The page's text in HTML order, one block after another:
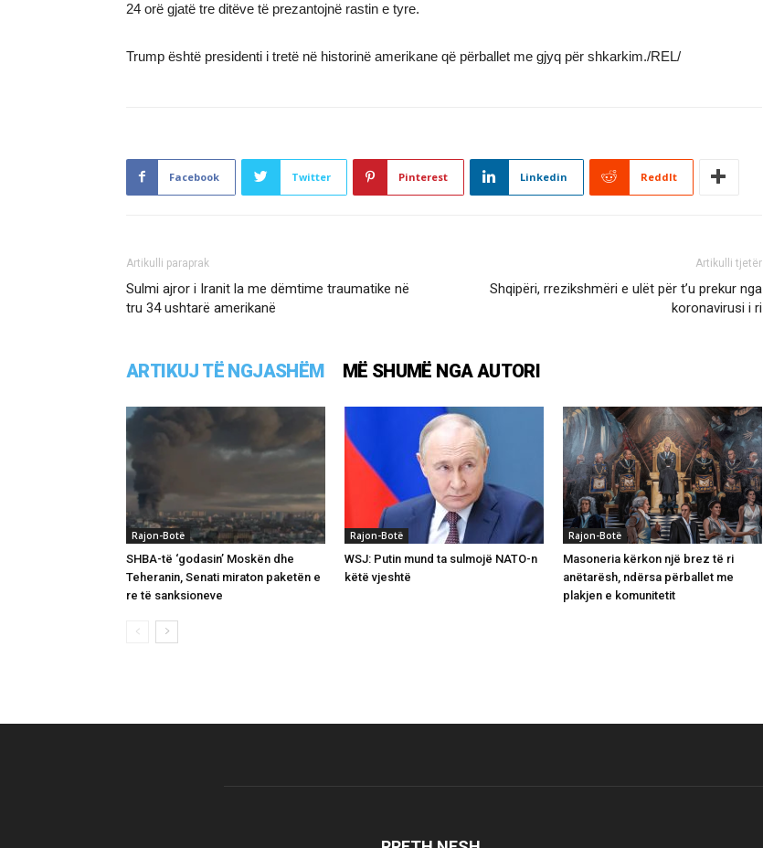
24 orë gjatë tre ditëve të prezantojnë rastin e tyre.
Trump është presidenti i tretë në historinë amerikane që përballet me gjyq për shkarkim./REL/
Facebook Twitter Pinterest Linkedin ReddIt
Artikulli paraprak
Sulmi ajror i Iranit la me dëmtime traumatike në
tru 34 ushtarë amerikanë
Artikulli tjetër
Shqipëri, rrezikshmëri e ulët për t’u prekur nga
koronavirusi i ri
ARTIKUJ TË NGJASHËM MË SHUMË NGA AUTORI
Rajon-Botë
SHBA-të ‘godasin’ Moskën dhe
Teheranin, Senati miraton paketën e
re të sanksioneve
Rajon-Botë
WSJ: Putin mund ta sulmojë NATO-n
këtë vjeshtë
Rajon-Botë
Masoneria kërkon një brez të ri
anëtarësh, ndërsa përballet me
plakjen e komunitetit